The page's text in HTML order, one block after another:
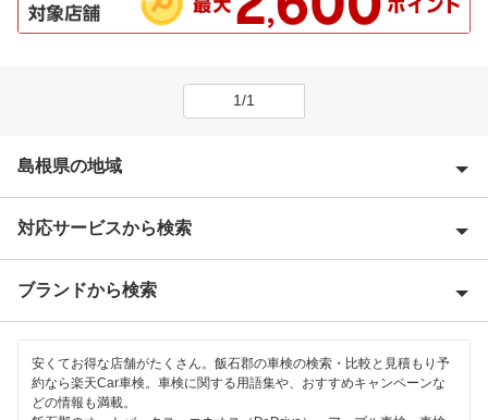
1/1
島根県の地域
出雲市
大田市
邑智郡
鹿足郡
対応サービスから検索
特典あり
クレジットカードOK
ブランドから検索
ENEOS
閉じる
安くてお得な店舗がたくさん。飯石郡の車検の検索・比較と見積もり予
約なら楽天Car車検。車検に関する用語集や、おすすめキャンペーンな
どの情報も満載。